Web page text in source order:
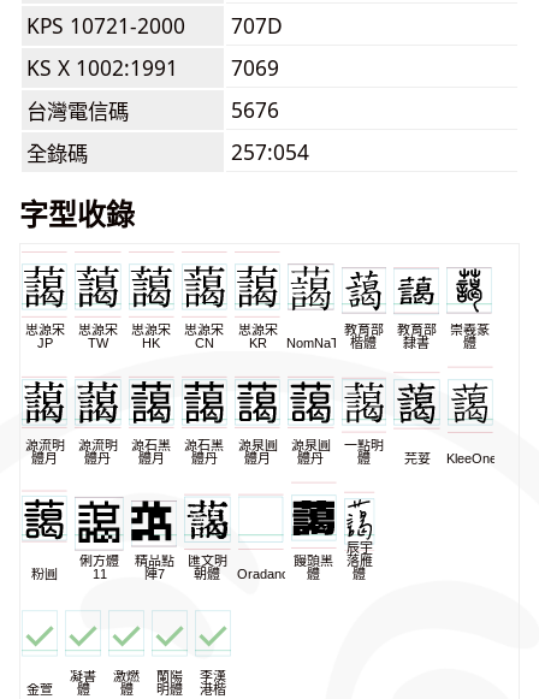
KPS 10721-2000
707D
KS X 1002:1991
7069
台灣電信碼
5676
全錄碼
257:054
字型收錄
思源宋
JP
思源宋
TW
思源宋
HK
思源宋
CN
思源宋
KR
NomNaTong
教育部
楷體
教育部
隸書
崇羲篆
體
源流明
體月
源流明
體丹
源石黑
體月
源石黑
體丹
源泉圓
體月
源泉圓
體丹
一點明
體
芫荽 KleeOne
粉圓
俐方體
11
精品點
陣7
匯文明
朝體
Oradano
饅頭黑
體
辰宇
落雁
體
金萱
凝書
體
激燃
體
蘭陽
明體
李漢
港楷